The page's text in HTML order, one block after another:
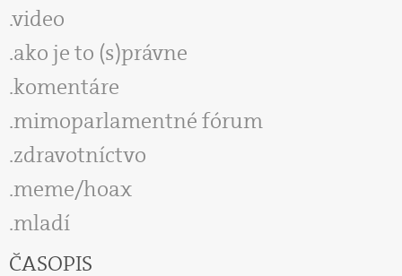
video
ako je to (s)právne
komentáre
mimoparlamentné fórum
zdravotníctvo
meme/hoax
mladí
ČASOPIS